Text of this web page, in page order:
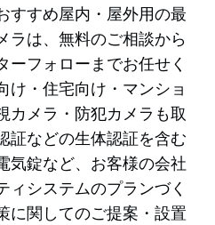
すすめ屋内・屋外用の最
ラは、無料のご相談から
ーフォローまでお任せく
け・住宅向け・マンショ
カメラ・防犯カメラも取
証などの生体認証を含む
気錠など、お客様の会社
ィシステムのプランづく
に関してのご提案・設置